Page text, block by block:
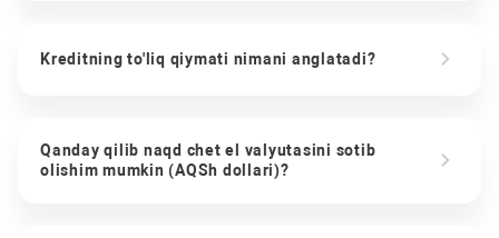
Kreditning to'liq qiymati nimani anglatadi?
Qanday qilib naqd chet el valyutasini sotib
olishim mumkin (AQSh dollari)?